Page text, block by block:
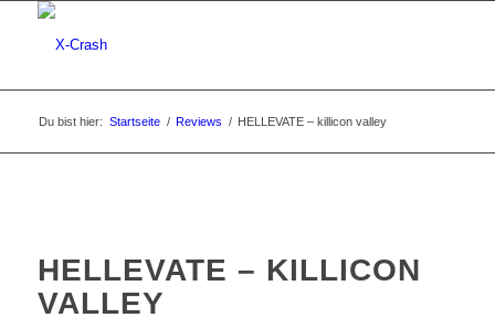
Du bist hier: Startseite / Reviews / HELLEVATE – killicon valley
HELLEVATE – KILLICON
VALLEY